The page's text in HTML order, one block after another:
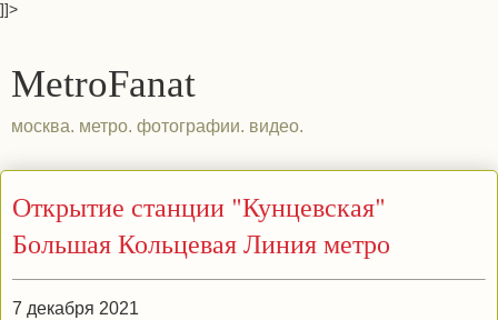
]]>
MetroFanat
москва. метро. фотографии. видео.
Открытие станции "Кунцевская"
Большая Кольцевая Линия метро
7 декабря 2021